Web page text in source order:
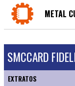
METAL
SMCCARD
EXTRATOS